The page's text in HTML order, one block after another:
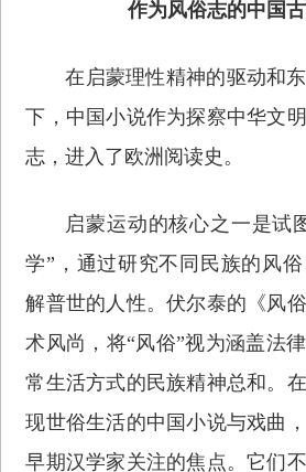
作为风俗志的中国
在启蒙理性精神的驱动和
下，中国小说作为探察中华文
志，进入了欧洲阅读史。
启蒙运动的核心之一是试
学”，通过研究不同民族的风
解普世的人性。伏尔泰的《风
术风尚，将“风俗”视为涵盖法
常生活方式的民族精神总和。
现世俗生活的中国小说与戏曲
早期汉学家关注的焦点。它们